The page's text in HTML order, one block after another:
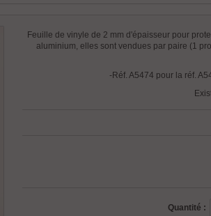
Feuille de vinyle de 2 mm d'épaisseur pour
aluminium, elles sont vendues par paire (1
-Réf. A5474 pour la réf.
Quantité :